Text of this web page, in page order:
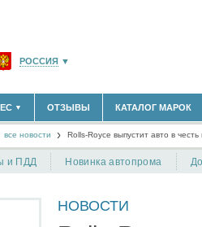
РОССИЯ ▼
САНКТ-ПЕТЕРБУРГ И ОБЛАСТЬ(14298)
КРАСНОДАРСКИЙ КРАЙ(5619)
КРЫМ РЕСПУБЛИКА(412)
▼
ДИЛЕРЫ(1347)
ОТЗЫВЫ КАТАЛОГ МАРОК
все новости Rolls-Royce выпустит авто в
и ПДД Новинка автопрома
НОВОСТИ